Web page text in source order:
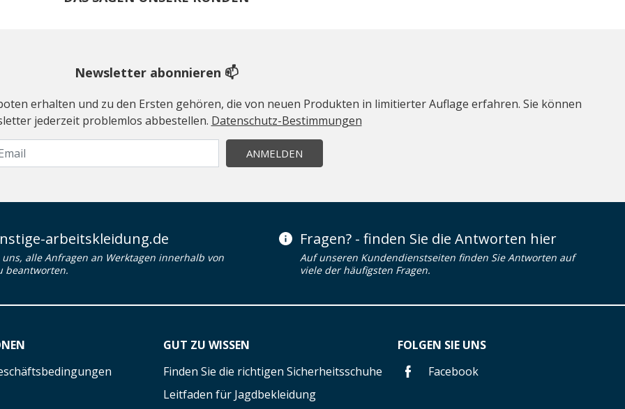
Newsletter abonnieren 📫
erhalten und zu den Ersten gehören, die von neuen Produkten in limitierter Auflage erfahren. Sie können
jederzeit problemlos abbestellen. Datenschutz-Bestimmungen
ANMELDEN
arbeitskleidung.de
alle Anfragen an Werktagen innerhalb von
beantworten.
Fragen? - finden Sie die Antworten hier
Auf unseren Kundendienstseiten finden Sie Antworten auf
viele der häufigsten Fragen.
GUT ZU WISSEN
Finden Sie die richtigen Sicherheitsschuhe
Leitfaden für Jagdbekleidung
FOLGEN SIE UNS
Facebook